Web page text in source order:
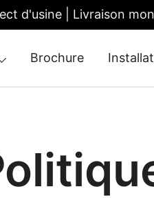
d'usine | Livraison
Brochure